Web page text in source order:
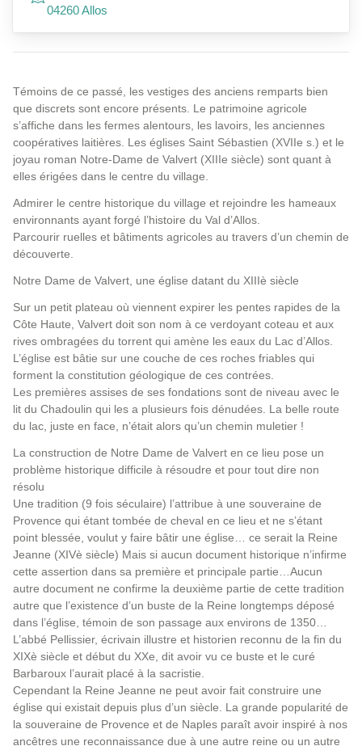
Témoins de ce passé, les vestiges des anciens remparts bien
que discrets sont encore présents. Le patrimoine agricole
s’affiche dans les fermes alentours, les lavoirs, les anciennes
coopératives laitières. Les églises Saint Sébastien (XVIIe s.) et le
joyau roman Notre-Dame de Valvert (XIIIe siècle) sont quant à
elles érigées dans le centre du village.
Admirer le centre historique du village et rejoindre les hameaux
environnants ayant forgé l’histoire du Val d’Allos.
Parcourir ruelles et bâtiments agricoles au travers d’un chemin de
découverte.
Notre Dame de Valvert, une église datant du XIIIè siècle
Sur un petit plateau où viennent expirer les pentes rapides de la
Côte Haute, Valvert doit son nom à ce verdoyant coteau et aux
rives ombragées du torrent qui amène les eaux du Lac d’Allos.
L’église est bâtie sur une couche de ces roches friables qui
forment la constitution géologique de ces contrées.
Les premières assises de ses fondations sont de niveau avec le
lit du Chadoulin qui les a plusieurs fois dénudées. La belle route
du lac, juste en face, n’était alors qu’un chemin muletier !
La construction de Notre Dame de Valvert en ce lieu pose un
problème historique difficile à résoudre et pour tout dire non
résolu
Une tradition (9 fois séculaire) l’attribue à une souveraine de
Provence qui étant tombée de cheval en ce lieu et ne s’étant
point blessée, voulut y faire bâtir une église… ce serait la Reine
Jeanne (XIVè siècle) Mais si aucun document historique n’infirme
cette assertion dans sa première et principale partie…Aucun
autre document ne confirme la deuxième partie de cette tradition
autre que l’existence d’un buste de la Reine longtemps déposé
dans l’église, témoin de son passage aux environs de 1350…
L’abbé Pellissier, écrivain illustre et historien reconnu de la fin du
XIXè siècle et début du XXe, dit avoir vu ce buste et le curé
Barbaroux l’aurait placé à la sacristie.
Cependant la Reine Jeanne ne peut avoir fait construire une
église qui existait depuis plus d’un siècle. La grande popularité de
la souveraine de Provence et de Naples paraît avoir inspiré à nos
ancêtres une reconnaissance due à une autre reine ou un autre
04260 Allos